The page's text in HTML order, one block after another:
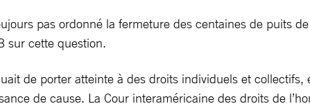
pas ordonné la fermeture des centaines de puits
sur cette question.
de porter atteinte à des droits individuels et
de cause. La Cour interaméricaine des droits de